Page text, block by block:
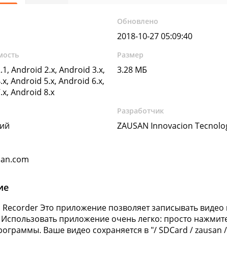
Обновлено
2018-10-27 05:09:40
Android 2.x, Android 3.x,
Android 5.x, Android 6.x,
Android 8.x
Размер
3.28 МБ
Разработчик
ZAUSAN Innovacion
Recorder Это приложение позволяет записывать видео
Использовать приложение очень легко: просто
Ваше видео сохраняется в "/ SDCard / zausan